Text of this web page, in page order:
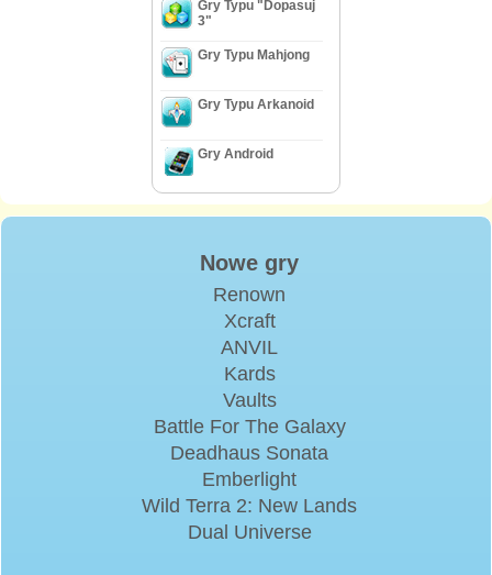
Gry Typu "Dopasuj
3"
Gry Typu Mahjong
Gry Typu Arkanoid
Gry Android
Nowe gry
Renown
Xcraft
ANVIL
Kards
Vaults
Battle For The Galaxy
Deadhaus Sonata
Emberlight
Wild Terra 2: New Lands
Dual Universe